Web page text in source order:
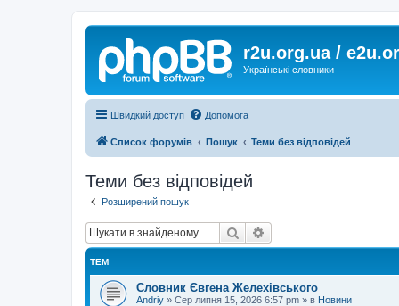
r2u.org.ua /
Українські словники
Швидкий доступ Допомога
Список форумів Пошук Теми без відповідей
Теми без відповідей
Розширений пошук
Пошук
ТЕМ
Словник Євгена Желехівського
Andriy » Сер липня 15, 2026 6:57 pm » в Новини